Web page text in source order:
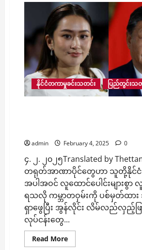
–
မုံ
ရွာ
ပြေး
ဆွဲ
နေ
တဲ့
ခရီးသည်
တင်
ယာဉ်
တစ်
စီး
က
ချောင်း
ခဲ့
တာ
ကြောင့်
ယာဉ်
ပေါ်
ပါ
ခရီးသည်
အမျိုးသမီး
တစ်
ဦး
နေရာ
တင်
သေဆုံး
နိုင်ငံတကာမှုခင်းသတင်း ပြည်တွင်းသ
admin February 4, 2025 0
၄. ၂. ၂၀၂၅Translated by
တရုတ်အာဏာပိုင်တွေဟာ သူတို့နိုင်ငံ
အပါအဝင် လူထောင်ပေါင်းများစွ
ရသလို ကမ္ဘာတဝှမ်းကို ပစ်မှတ်ထား
ရှာဖွေပြီး အွန်လိုင်း လိမ်လည်လှည့်ဖြာ
လုပ်ငန်းတွေ...
Read MoreRead
more